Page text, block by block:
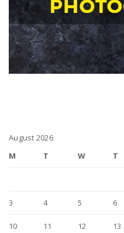
August 2026
M
T W T
3 4 5 6
10 11 12 13